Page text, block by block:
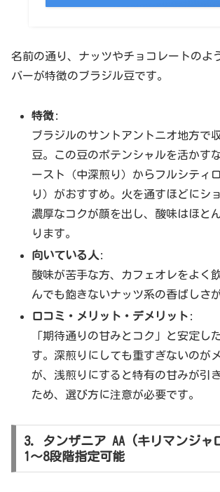
名前の通り、ナッツやチョコレートのよ
バーが特徴のブラジル豆です。
特徴:
ブラジルのサントアントニオ地方で
豆。この豆のポテンシャルを活かす
ースト（中深煎り）からフルシティ
り）がおすすめ。火を通すほどにシ
濃厚なコクが顔を出し、酸味はほと
ります。
向いている人:
酸味が苦手な方、カフェオレをよく
んでも飽きないナッツ系の香ばしさ
口コミ・メリット・デメリット :
「期待通りの甘みとコク」と安定し
す。深煎りにしても重すぎないのが
が、浅煎りにすると特有の甘みが引
ため、選び方に注意が必要です。
3. タンザニア AA (キリマンジ
1〜8段階指定可能